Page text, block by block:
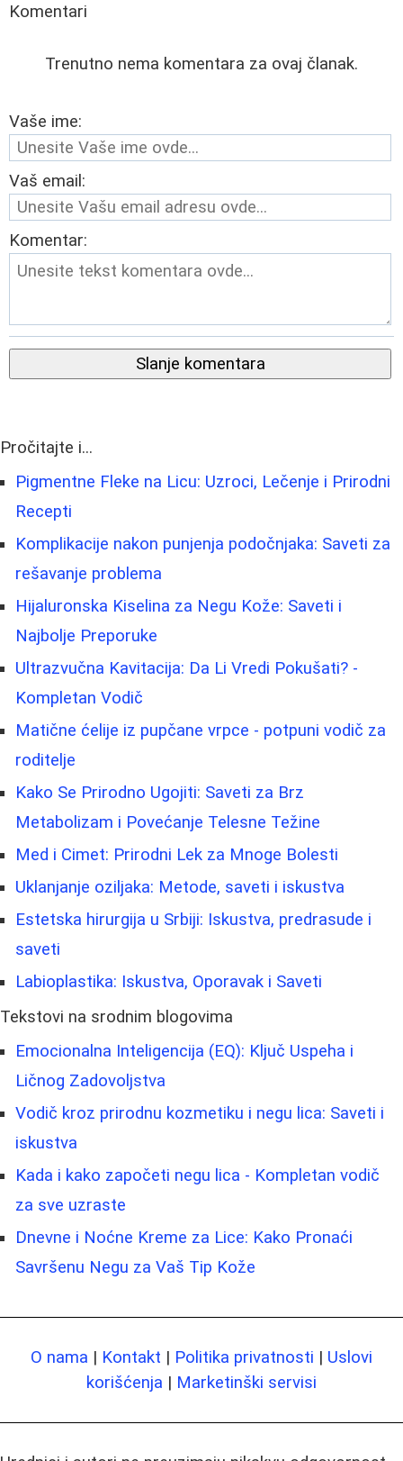
Komentari
Trenutno nema komentara za ovaj članak.
Vaše ime:
Vaš email:
Komentar:
Slanje komentara
Pročitajte i...
Pigmentne Fleke na Licu: Uzroci, Lečenje i Prirodni
Recepti
Komplikacije nakon punjenja podočnjaka: Saveti za
rešavanje problema
Hijaluronska Kiselina za Negu Kože: Saveti i
Najbolje Preporuke
Ultrazvučna Kavitacija: Da Li Vredi Pokušati? -
Kompletan Vodič
Matične ćelije iz pupčane vrpce - potpuni vodič za
roditelje
Kako Se Prirodno Ugojiti: Saveti za Brz
Metabolizam i Povećanje Telesne Težine
Med i Cimet: Prirodni Lek za Mnoge Bolesti
Uklanjanje oziljaka: Metode, saveti i iskustva
Estetska hirurgija u Srbiji: Iskustva, predrasude i
saveti
Labioplastika: Iskustva, Oporavak i Saveti
Tekstovi na srodnim blogovima
Emocionalna Inteligencija (EQ): Ključ Uspeha i
Ličnog Zadovoljstva
Vodič kroz prirodnu kozmetiku i negu lica: Saveti i
iskustva
Kada i kako započeti negu lica - Kompletan vodič
za sve uzraste
Dnevne i Noćne Kreme za Lice: Kako Pronaći
Savršenu Negu za Vaš Tip Kože
O nama | Kontakt | Politika privatnosti | Uslovi
korišćenja | Marketinški servisi